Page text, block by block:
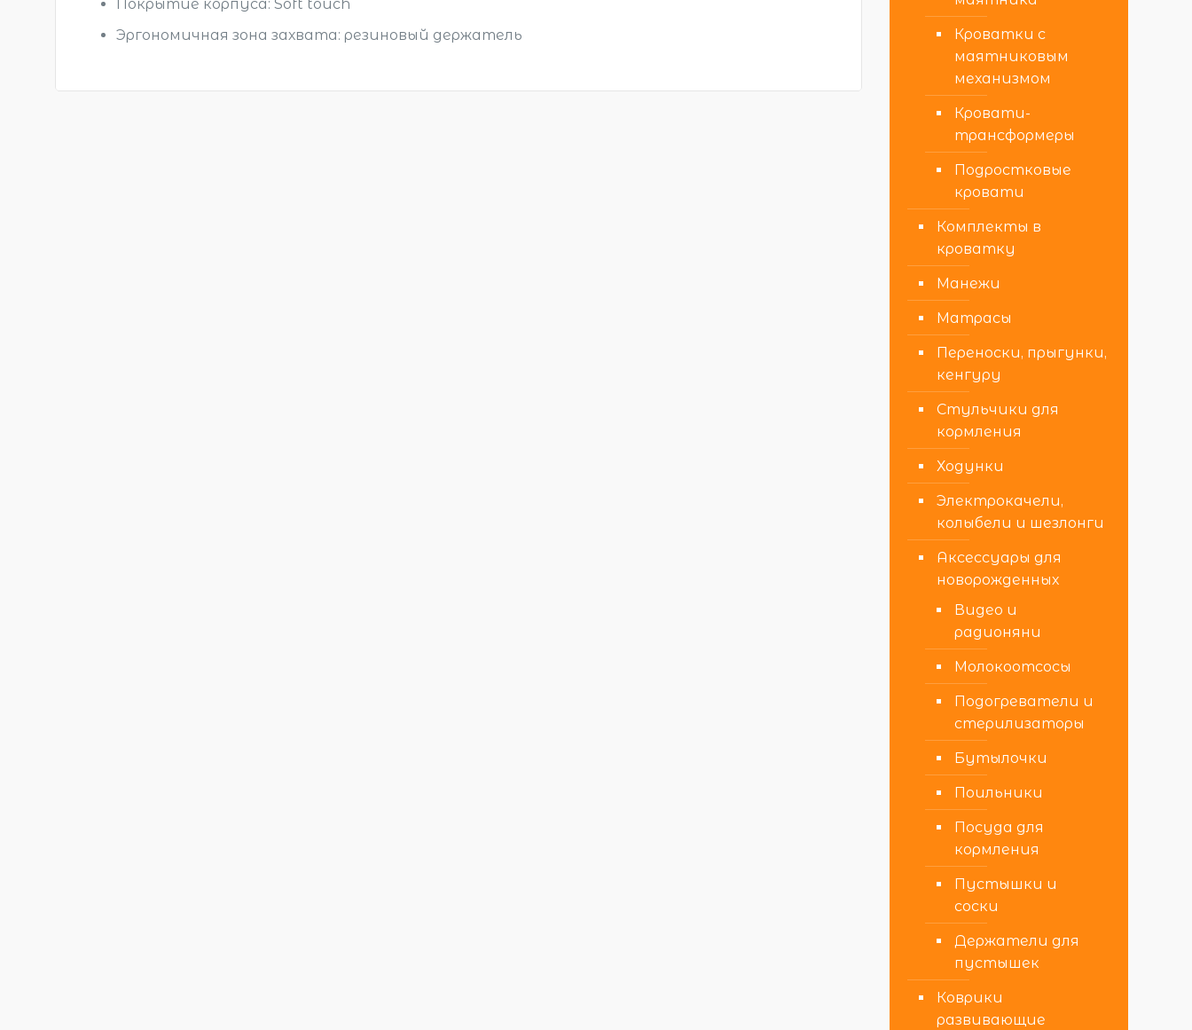
Покрытие корпуса: Soft touch
Эргономичная зона захвата: резиновый держатель
Кроватки с
маятниковым
механизмом
Кровати-
трансформеры
Подростковые
кровати
Комплекты в
кроватку
Манежи
Матрасы
Переноски, прыгунки,
кенгуру
Стульчики для
кормления
Ходунки
Электрокачели,
колыбели и шезлонги
Аксессуары для
новорожденных
Видео и
радионяни
Молокоотсосы
Подогреватели и
стерилизаторы
Бутылочки
Поильники
Посуда для
кормления
Пустышки и
соски
Держатели для
пустышек
Коврики
развивающие